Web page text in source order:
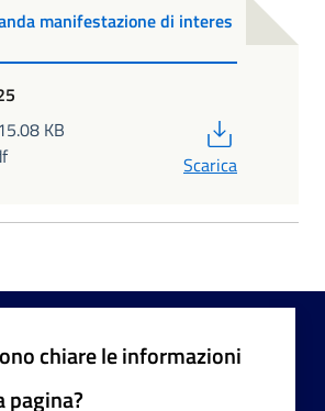
manifestazione di interes
KB
Scarica
chiare le informazioni
pagina?